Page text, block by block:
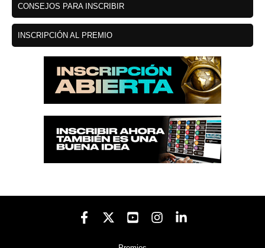
CONSEJOS PARA INSCRIBIR
INSCRIPCIÓN AL PREMIO